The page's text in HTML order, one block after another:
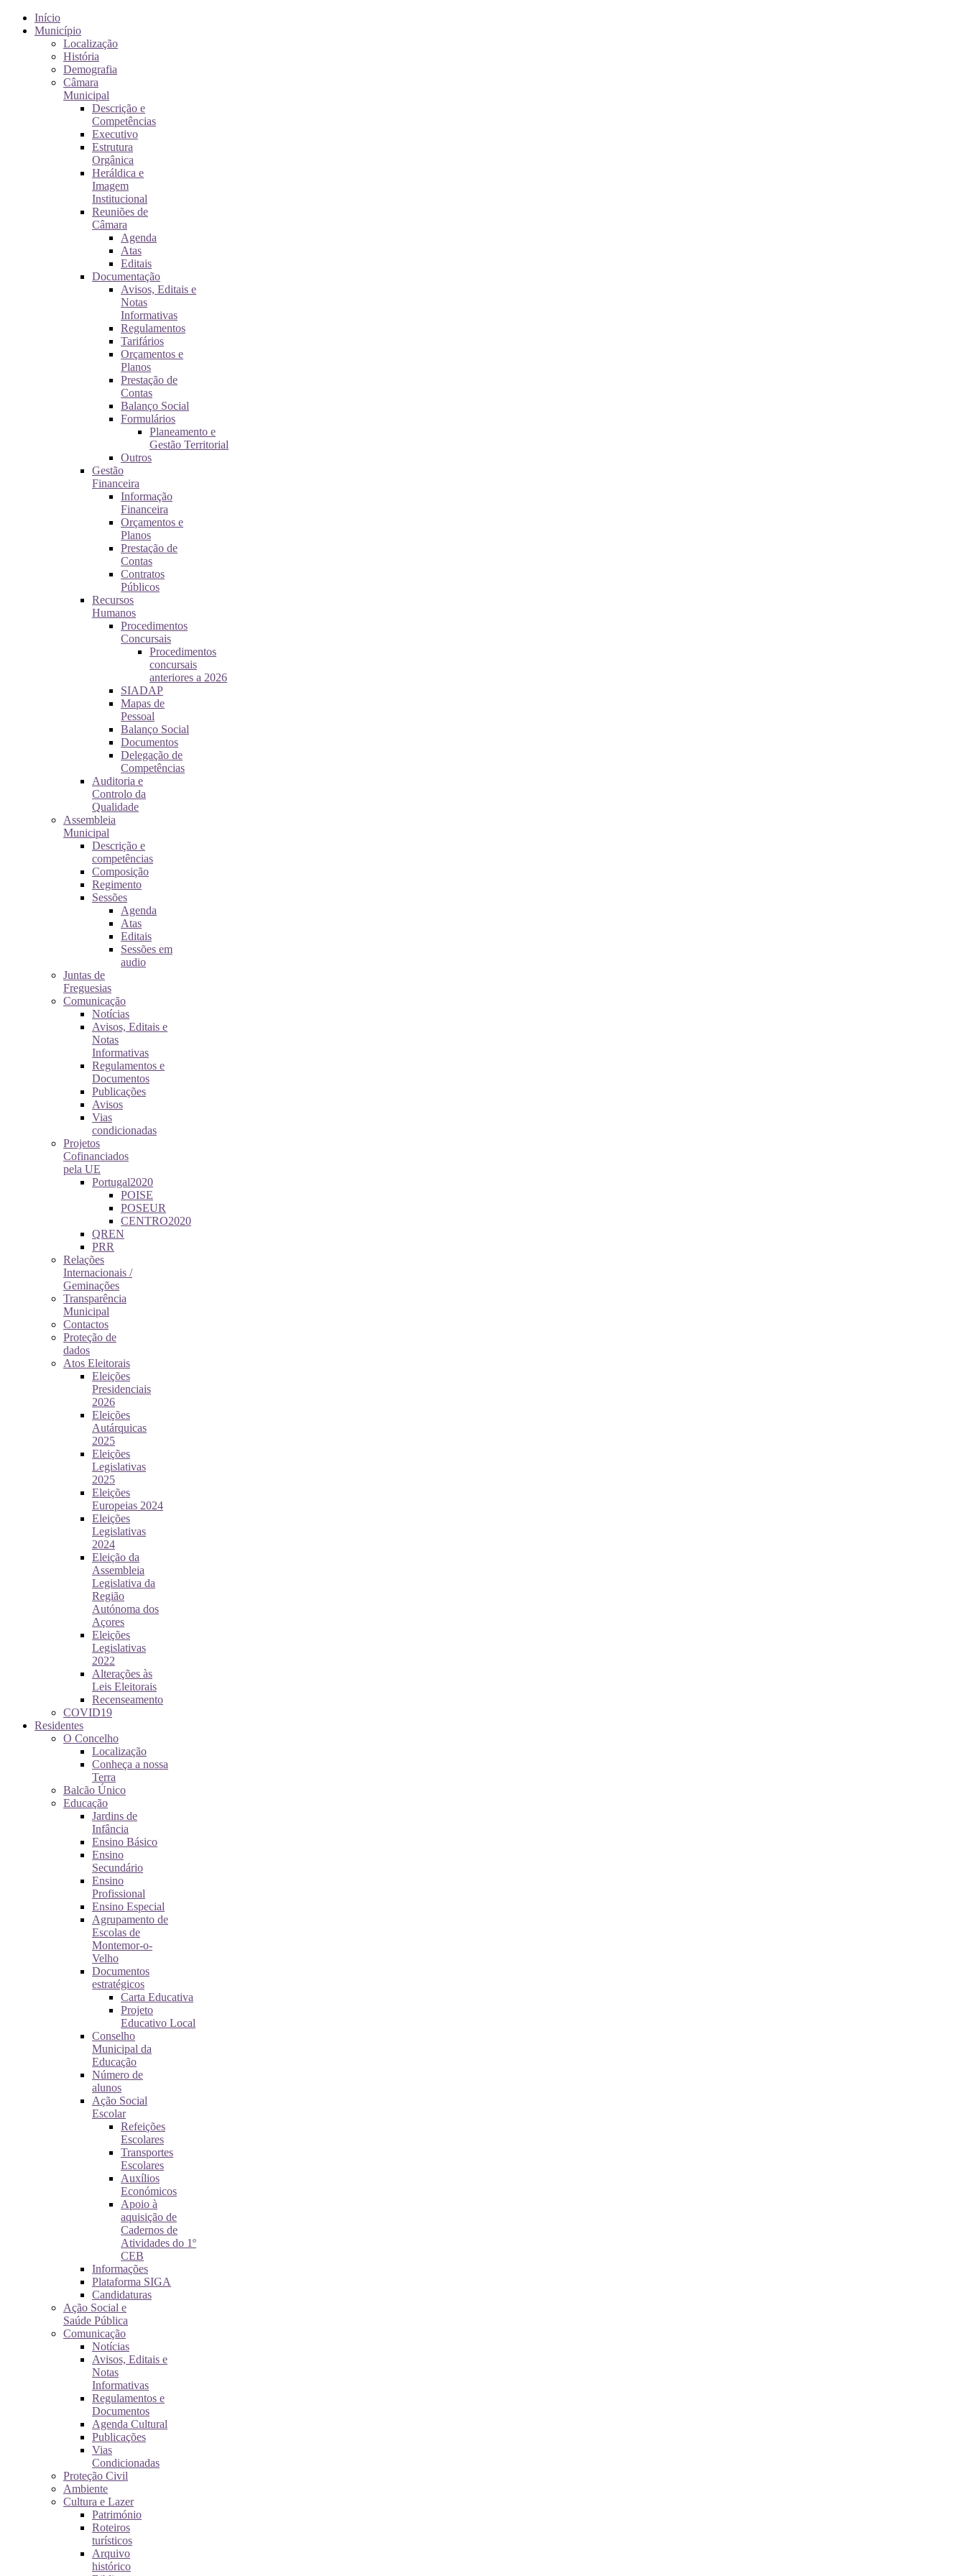
Início
Município
Localização
História
Demografia
Câmara
Municipal
Descrição e
Competências
Executivo
Estrutura
Orgânica
Heráldica e
Imagem
Institucional
Reuniões de
Câmara
Agenda
Atas
Editais
Documentação
Avisos, Editais e
Notas
Informativas
Regulamentos
Tarifários
Orçamentos e
Planos
Prestação de
Contas
Balanço Social
Formulários
Planeamento e
Gestão Territorial
Outros
Gestão
Financeira
Informação
Financeira
Orçamentos e
Planos
Prestação de
Contas
Contratos
Públicos
Recursos
Humanos
Procedimentos
Concursais
Procedimentos
concursais
anteriores a 2026
SIADAP
Mapas de
Pessoal
Balanço Social
Documentos
Delegação de
Competências
Auditoria e
Controlo da
Qualidade
Assembleia
Municipal
Descrição e
competências
Composição
Regimento
Sessões
Agenda
Atas
Editais
Sessões em
audio
Juntas de
Freguesias
Comunicação
Notícias
Avisos, Editais e
Notas
Informativas
Regulamentos e
Documentos
Publicações
Avisos
Vias
condicionadas
Projetos
Cofinanciados
pela UE
Portugal2020
POISE
POSEUR
CENTRO2020
QREN
PRR
Relações
Internacionais /
Geminações
Transparência
Municipal
Contactos
Proteção de
dados
Atos Eleitorais
Eleições
Presidenciais
2026
Eleições
Autárquicas
2025
Eleições
Legislativas
2025
Eleições
Europeias 2024
Eleições
Legislativas
2024
Eleição da
Assembleia
Legislativa da
Região
Autónoma dos
Açores
Eleições
Legislativas
2022
Alterações às
Leis Eleitorais
Recenseamento
COVID19
Residentes
O Concelho
Localização
Conheça a nossa
Terra
Balcão Único
Educação
Jardins de
Infância
Ensino Básico
Ensino
Secundário
Ensino
Profissional
Ensino Especial
Agrupamento de
Escolas de
Montemor-o-
Velho
Documentos
estratégicos
Carta Educativa
Projeto
Educativo Local
Conselho
Municipal da
Educação
Número de
alunos
Ação Social
Escolar
Refeições
Escolares
Transportes
Escolares
Auxílios
Económicos
Apoio à
aquisição de
Cadernos de
Atividades do 1º
CEB
Informações
Plataforma SIGA
Candidaturas
Ação Social e
Saúde Pública
Comunicação
Notícias
Avisos, Editais e
Notas
Informativas
Regulamentos e
Documentos
Agenda Cultural
Publicações
Vias
Condicionadas
Proteção Civil
Ambiente
Cultura e Lazer
Património
Roteiros
turísticos
Arquivo
histórico